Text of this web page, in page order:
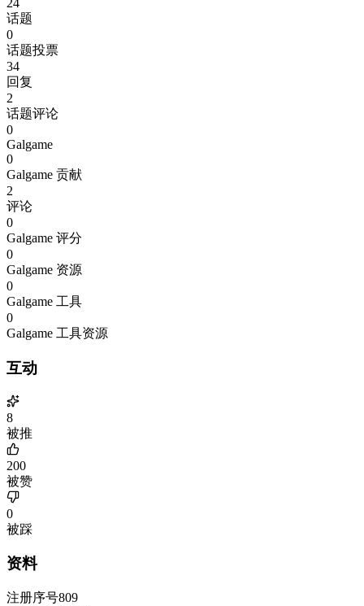
24
话题
0
话题投票
34
回复
2
话题评论
0
Galgame
0
Galgame 贡献
2
评论
0
Galgame 评分
0
Galgame 资源
0
Galgame 工具
0
Galgame 工具资源
互动
8
被推
200
被赞
0
被踩
资料
注册序号809